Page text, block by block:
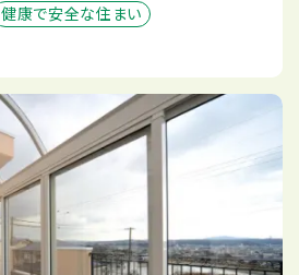
健康で安全な住まい